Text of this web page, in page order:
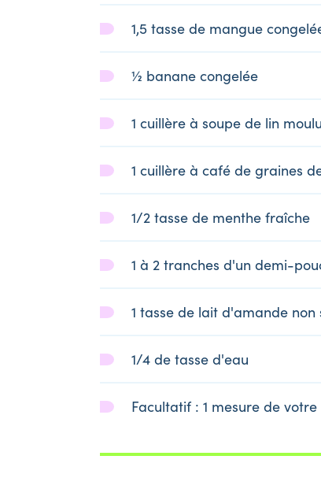
1,5 tasse de mangue
½ banane congelée
1 cuillère à soupe de lin moulu
1 cuillère à café de graines
1/2 tasse de menthe fraîche
1 à 2 tranches d'un demi-
1 tasse de lait d'amande non
1/4 de tasse d'eau
Facultatif : 1 mesure de